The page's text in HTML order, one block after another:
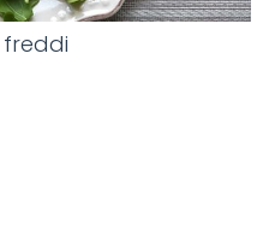
freddi